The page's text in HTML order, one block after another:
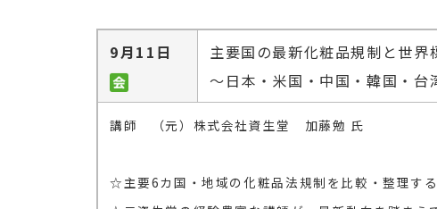
9月11日
主要国の最新化粧品規制と世
～日本・米国・中国・韓国・台
講師 （元）株式会社資生堂 加藤勉 氏
☆主要6カ国・地域の化粧品法規制を比較・整理す